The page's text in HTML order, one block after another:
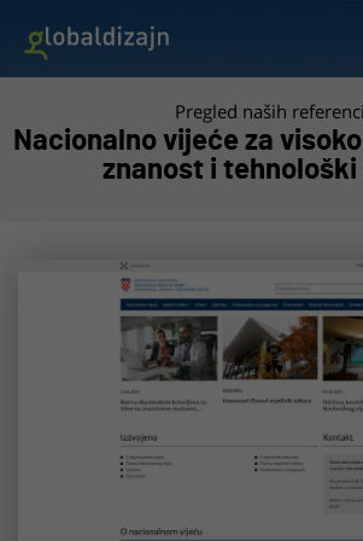
Pregled naših referenci
Nacionalno vijeće za
znanost i tehnološki